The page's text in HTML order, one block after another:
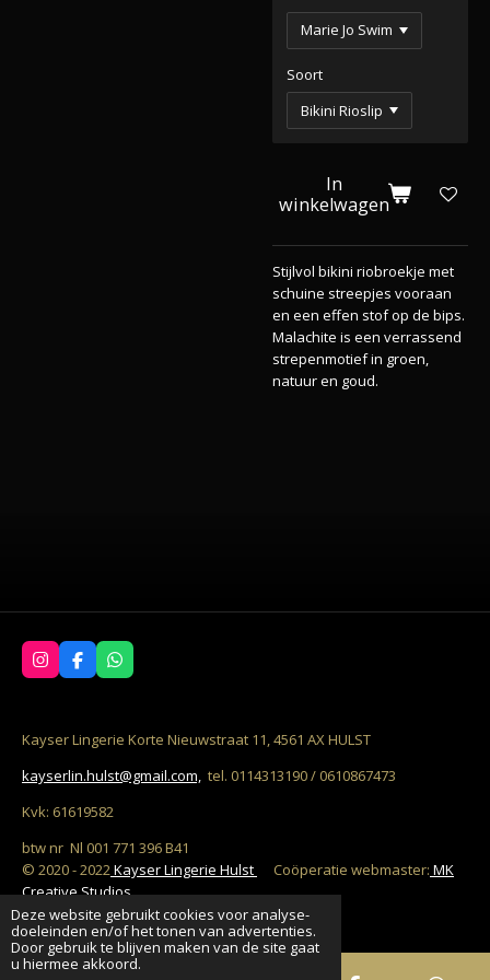
Deze website gebruikt cookies voor analyse-
doeleinden en/of het tonen van advertenties.
Door gebruik te blijven maken van de site gaat
u hiermee akkoord.
Soort
In
winkelwagen
Stijlvol bikini riobroekje met
schuine streepjes vooraan
en een effen stof op de bips.
Malachite is een verrassend
strepenmotief in groen,
natuur en goud.
I
n
g
a
F
a
b
o
k
W
h
s
A
p
Kayser Lingerie Korte Nieuwstraat 11, 4561 AX HULST
kayserlin.hulst@gmail.com, tel. 0114313190 / 0610867473
Kvk: 61619582
btw nr Nl 001 771 396 B41
© 2020 - 2022Kayser Lingerie Hulst Coöperatie webmaster: MK
Creative Studios
Powered byJouwWeb